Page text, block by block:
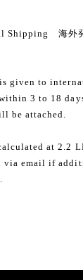
Shipping 海外
given to
3 to 18
be attached.
at 2.2
email if